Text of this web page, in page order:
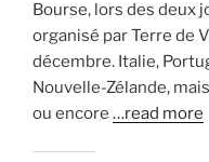
Bourse, lors des deux
organisé par Terre de
décembre. Italie,
Nouvelle-Zélande,
ou encore …read more